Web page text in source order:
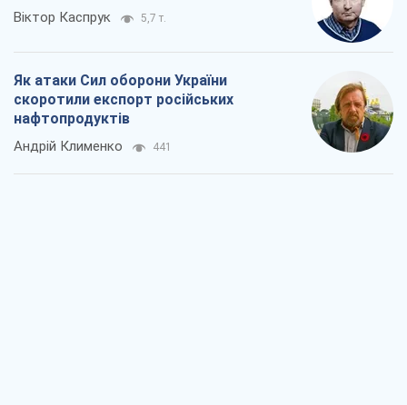
Віктор Каспрук 5,7 т.
Як атаки Сил оборони України
скоротили експорт російських
нафтопродуктів
Андрій Клименко 441